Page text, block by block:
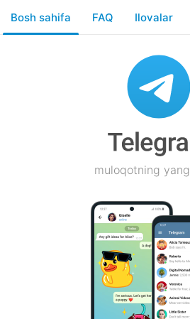
Bosh sahifa FAQ Ilovalar
muloqotning